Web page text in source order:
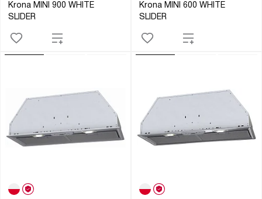
Krona MINI 900 WHITE
SLIDER
Krona MINI 600 WHITE
SLIDER